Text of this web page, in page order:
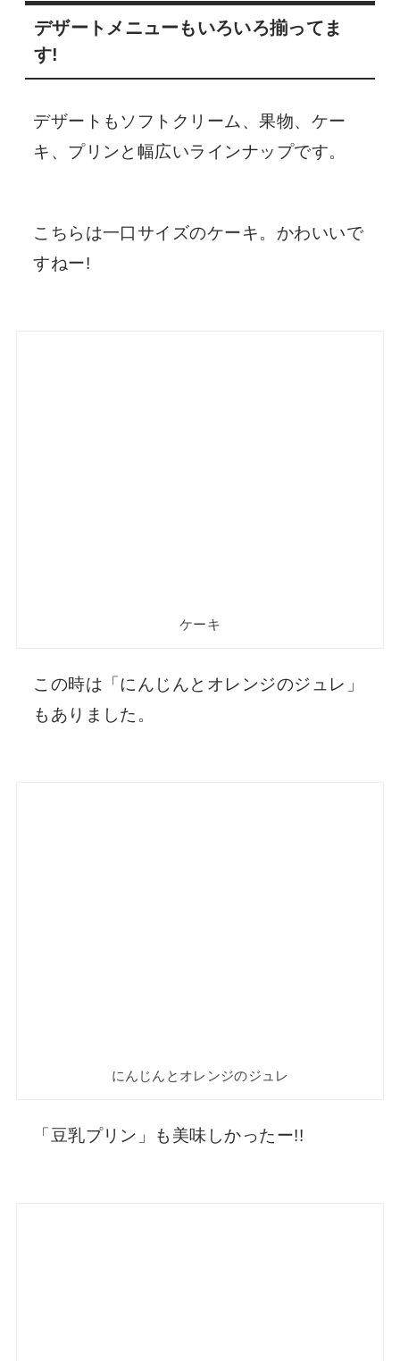
デザートメニューもいろいろ揃ってま
す!
デザートもソフトクリーム、果物、ケー
キ、プリンと幅広いラインナップです。
こちらは一口サイズのケーキ。かわいいで
すねー!
ケーキ
この時は「にんじんとオレンジのジュレ」
もありました。
にんじんとオレンジのジュレ
「豆乳プリン」も美味しかったー!!